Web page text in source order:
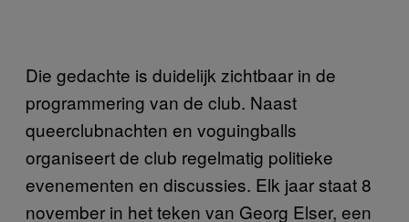
Die gedachte is duidelijk zichtbaar in de
programmering van de club. Naast
queerclubnachten en voguingballs
organiseert de club regelmatig politieke
evenementen en discussies. Elk jaar staat 8
november in het teken van Georg Elser, een